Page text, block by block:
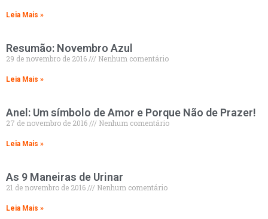
Leia Mais »
Resumão: Novembro Azul
29 de novembro de 2016 Nenhum comentário
Leia Mais »
Anel: Um símbolo de Amor e Porque Não de Prazer!
27 de novembro de 2016 Nenhum comentário
Leia Mais »
As 9 Maneiras de Urinar
21 de novembro de 2016 Nenhum comentário
Leia Mais »